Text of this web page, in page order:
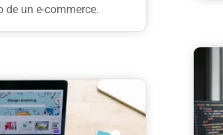
de un e-commerce.